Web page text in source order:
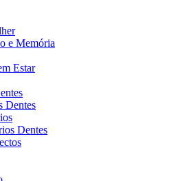
e Memória
Estar
Dentes
Dentes